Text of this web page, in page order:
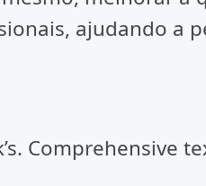
ajudando a
Comprehensive